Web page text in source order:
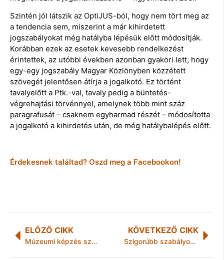
Szintén jól látszik az OptiJUS-ból, hogy nem tört meg az
a tendencia sem, miszerint a már kihirdetett
jogszabályokat még hatályba lépésük előtt módosítják.
Korábban ezek az esetek kevesebb rendelkezést
érintettek, az utóbbi években azonban gyakori lett, hogy
egy-egy jogszabály Magyar Közlönyben közzétett
szövegét jelentősen átírja a jogalkotó. Ez történt
tavalyelőtt a Ptk.-val, tavaly pedig a büntetés-
végrehajtási törvénnyel, amelynek több mint száz
paragrafusát – csaknem egyharmad részét – módosította
a jogalkotó a kihirdetés után, de még hatálybalépés előtt.
Érdekesnek találtad? Oszd meg a Facebookon!
ELŐZŐ CIKK
Múzeumi képzés szépkorúaknak
KÖVETKEZŐ CIKK
Szigorúbb szabályok az egészséget veszélyeztető élelmiszerek ellen